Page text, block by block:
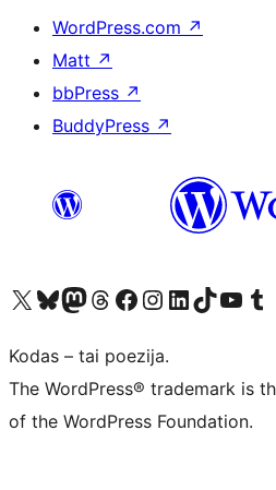
WordPress.com ↗
Matt ↗
bbPress ↗
BuddyPress ↗
Visit our X (formerly Twitter) account
Apsilankykite mūsų Bluesky paskyroje
Visit our Mastodon account
Apsilankykite mūsų Threads paskyroje
Visit our Facebook page
Visit our Instagram account
Visit our LinkedIn account
Apsilankykite mūsų TikTok
Visit our
Kodas – tai poezija.
The WordPress® trademark is
of the WordPress Foundation.